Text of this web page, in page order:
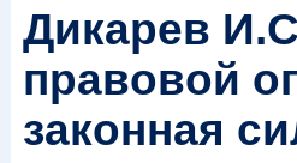
Дикарев
правовой
законная